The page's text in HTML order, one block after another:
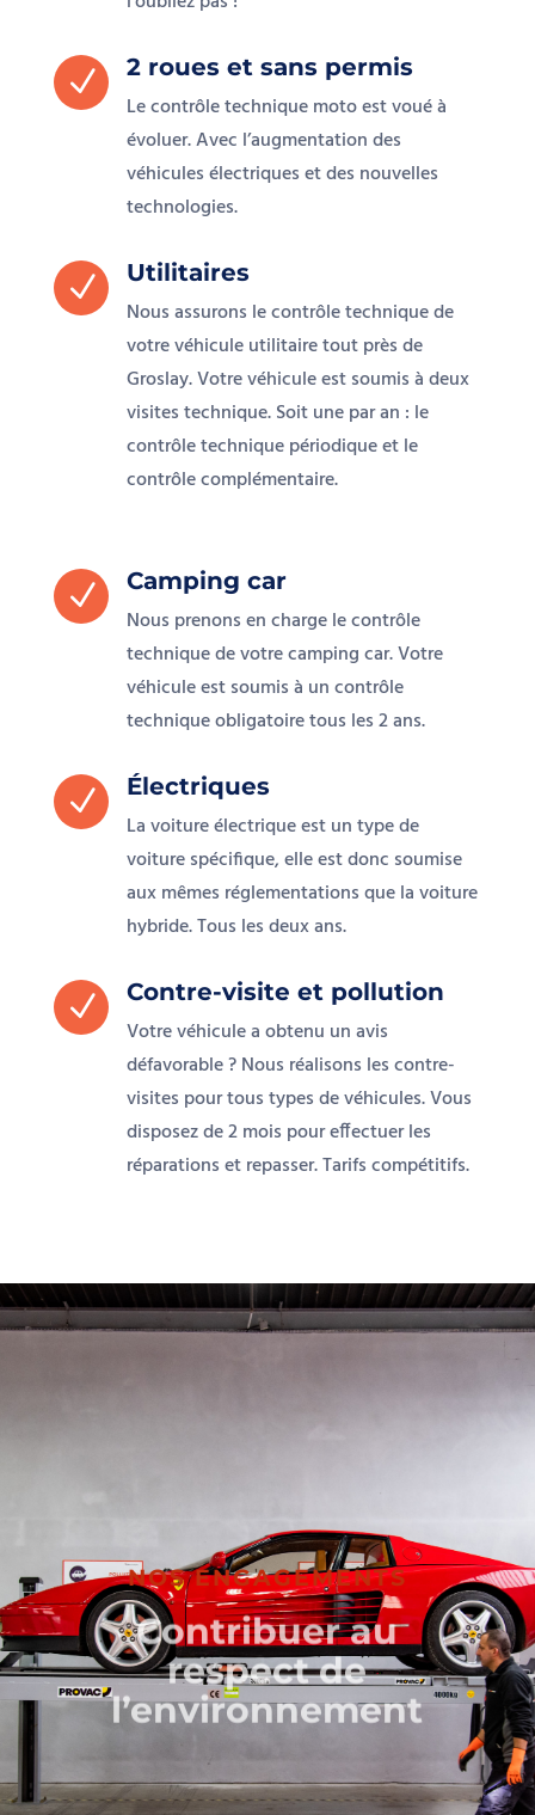
N 2 roues et sans permis
Le contrôle technique moto est voué à
évoluer. Avec l’augmentation des
véhicules électriques et des nouvelles
technologies.
N Utilitaires
Nous assurons le contrôle technique de
votre véhicule utilitaire tout près de
Groslay. Votre véhicule est soumis à deux
visites technique. Soit une par an : le
contrôle technique périodique et le
contrôle complémentaire.
N Camping car
Nous prenons en charge le contrôle
technique de votre camping car. Votre
véhicule est soumis à un contrôle
technique obligatoire tous les 2 ans.
N Électriques
La voiture électrique est un type de
voiture spécifique, elle est donc soumise
aux mêmes réglementations que la voiture
hybride. Tous les deux ans.
N Contre-visite et pollution
Votre véhicule a obtenu un avis
défavorable ? Nous réalisons les contre-
visites pour tous types de véhicules. Vous
disposez de 2 mois pour effectuer les
réparations et repasser. Tarifs compétitifs.
NOS ENGAGEMENTS
Garantir votre
sécurité sur la route